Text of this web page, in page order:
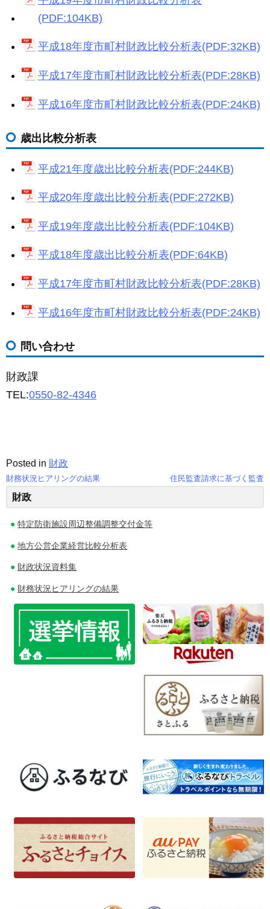
(PDF:104KB)
平成18年度市町村財政比較分析表(PDF:32KB)
平成17年度市町村財政比較分析表(PDF:28KB)
平成16年度市町村財政比較分析表(PDF:24KB)
歳出比較分析表
平成21年度歳出比較分析表(PDF:244KB)
平成20年度歳出比較分析表(PDF:272KB)
平成19年度歳出比較分析表(PDF:104KB)
平成18年度歳出比較分析表(PDF:64KB)
平成17年度市町村財政比較分析表(PDF:28KB)
平成16年度市町村財政比較分析表(PDF:24KB)
問い合わせ
財政課
TEL:0550-82-4346
Posted in 財政
投
ー
財務状況ヒアリングの結果 住民監査請求に基づく監査
財政
特定防衛施設周辺整備調整交付金等
地方公営企業経営比較分析表
財政状況資料集
財務状況ヒアリングの結果